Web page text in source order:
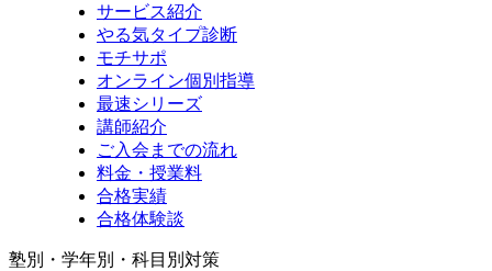
サービス紹介
やる気タイプ診断
モチサポ
オンライン個別指導
最速シリーズ
講師紹介
ご入会までの流れ
料金・授業料
合格実績
合格体験談
塾別・学年別・科目別対策